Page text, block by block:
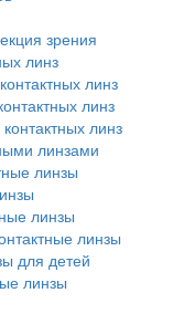
зрения
линз
линз
линз
линз
линзами
линзы
линзы
линзы
для детей
линзы